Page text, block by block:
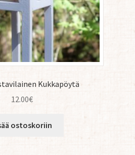
Kukkapöytä
12.00€
ostoskoriin